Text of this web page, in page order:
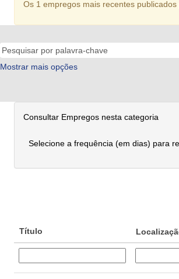
Os 1 empregos mais recentes
Mostrar mais opções
Consultar Empregos nesta categoria
Selecione a frequência (em dias) para
Título